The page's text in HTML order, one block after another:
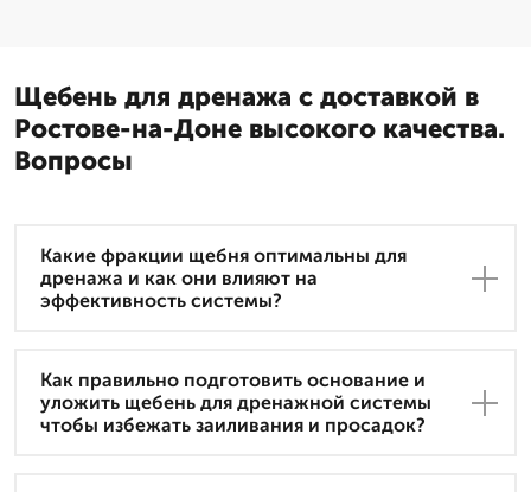
Щебень для дренажа с доставкой в
Ростове-на-Доне высокого качества.
Вопросы
Какие фракции щебня оптимальны для
дренажа и как они влияют на
эффективность системы?
Как правильно подготовить основание и
уложить щебень для дренажной системы
чтобы избежать заиливания и просадок?